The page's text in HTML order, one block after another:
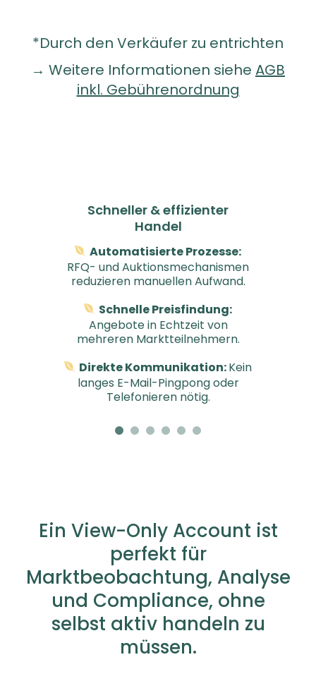
*Durch den Verkäufer zu entrichten
→ Weitere Informationen siehe AGB
inkl. Gebührenordnung
Schneller & effizienter
Handel
Automatisierte Prozesse:
RFQ- und Auktionsmechanismen
reduzieren manuellen Aufwand.
Schnelle Preisfindung:
Angebote in Echtzeit von
mehreren Marktteilnehmern.
Direkte Kommunikation:Kein
langes E-Mail-Pingpong oder
Telefonieren nötig.
Ein View-OnlyAccount ist
perfekt für
Marktbeobachtung, Analyse
und Compliance, ohne
selbst aktiv handeln zu
müssen.